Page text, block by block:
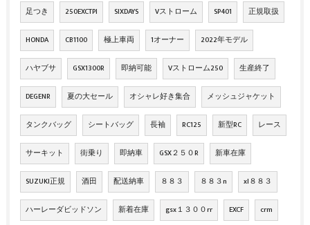
足つき 250EXCTPI SIXDAYS Vストローム SP401 正規取扱
HONDA CB1100 極上車両 1オーナー 2022年モデル
ハヤブサ GSX1300R 即納可能 Vストローム250 生産終了
DEGENR 夏の大セール オシャレ好き集合 メッシュジャケット
タンクバッグ シートバッグ 長袖 RC125 新型RC レース
サーキット 街乗り 即納車 GSX２５０R 新車在庫
SUZUKI正規 酒田 配送納車 ８８３ ８８３n xl８８３
ハーレーダビッドソン 新着在庫 gsx１３００rr EXCF crm